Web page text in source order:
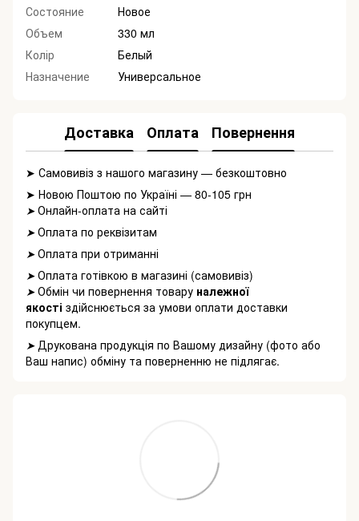
Состояние
Новое
Объем
330 мл
Колір
Белый
Назначение
Универсальное
Доставка Оплата Повернення
➤ Самовивіз з нашого магазину — безкоштовно
➤ Новою Поштою по Україні — 80-105 грн
➤Онлайн-оплата на сайті
➤Оплата по реквізитам
➤Оплата при отриманні
➤Оплата готівкою в магазині (самовивіз)
➤Обмін чи повернення товару належної
якості здійснюється за умови оплати доставки
покупцем.
➤Друкована продукція по Вашому дизайну (фото або
Ваш напис) обміну та поверненню не підлягає.